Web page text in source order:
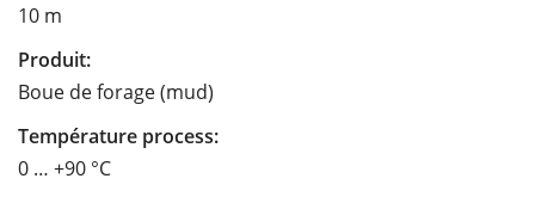
10 m
Produit:
Boue de forage (mud)
Température process:
0 … +90 °C